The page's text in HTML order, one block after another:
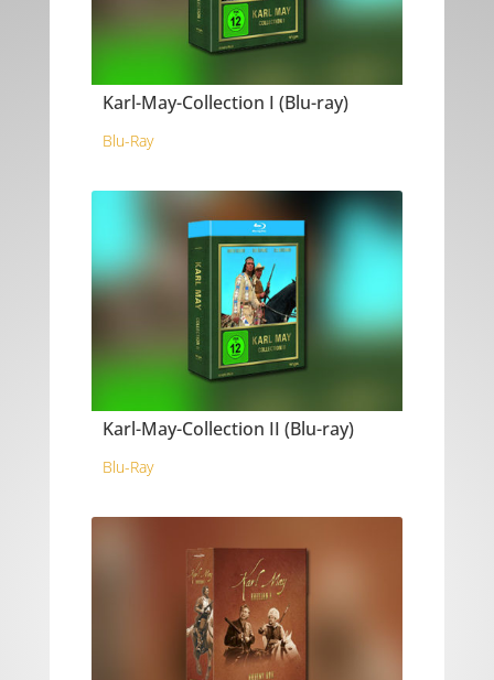
Karl-May-Collection I (Blu-ray)
Blu-Ray
Karl-May-Collection II (Blu-ray)
Blu-Ray